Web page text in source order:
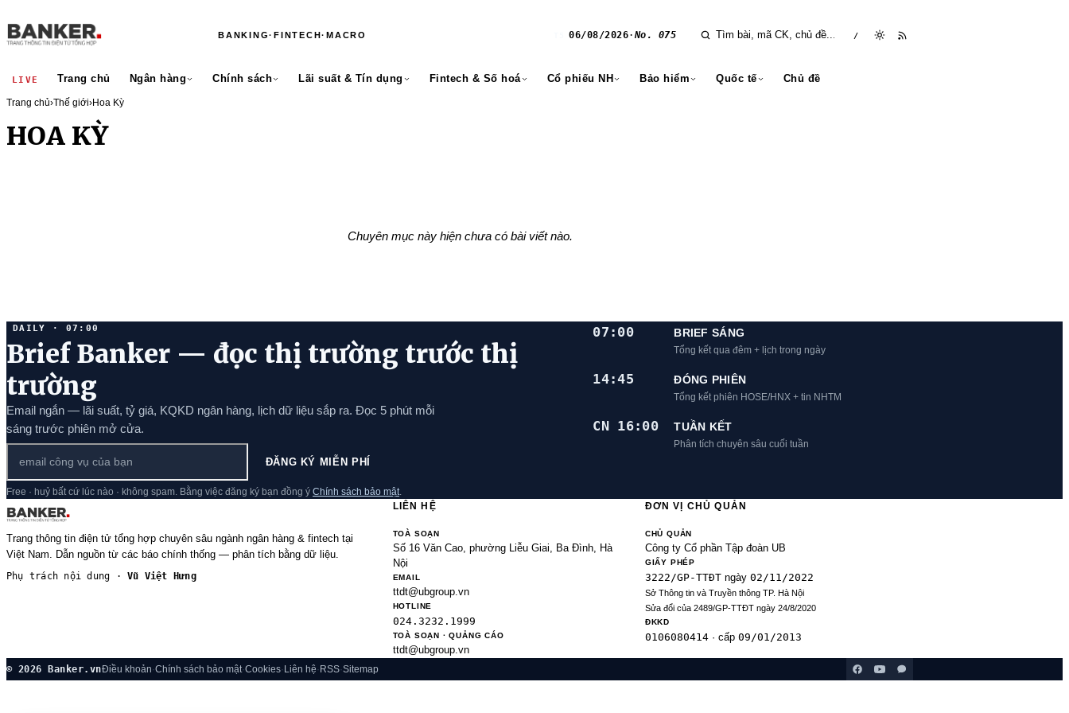
BANKING·FINTECH·MACRO 06/08/2026· No. 075 /
LIVE Trang chủ Ngân hàng Chính sách Lãi suất & Tín dụng Fintech & Số hoá Cổ phiếu NH Bảo hiểm Quốc tế Chủ đề
Trang chủ›Thế giới›Hoa Kỳ
HOA KỲ
Chuyên mục này hiện chưa có bài viết nào.
DAILY · 07:00
Brief Banker — đọc thị trường trước thị
trường
Email ngắn — lãi suất, tỷ giá, KQKD ngân hàng, lịch dữ liệu sắp ra. Đọc 5 phút mỗi
sáng trước phiên mở cửa.
ĐĂNG KÝ MIỄN PHÍ
Free · huỷ bất cứ lúc nào · không spam. Bằng việc đăng ký bạn đồng ý Chính sách bảo mật
07:00 BRIEF SÁNG
Tổng kết qua đêm + lịch trong ngày
14:45 ĐÓNG PHIÊN
Tổng kết phiên HOSE/HNX + tin NHTM
CN 16:00 TUẦN KẾT
Phân tích chuyên sâu cuối tuần
Trang thông tin điện tử tổng hợp chuyên sâu ngành ngân hàng & fintech tại
Việt Nam. Dẫn nguồn từ các báo chính thống — phân tích bằng dữ liệu.
Phụ trách nội dung ·Vũ Việt Hưng
LIÊN HỆ
TOÀ SOẠN
Số 16 Văn Cao, phường Liễu Giai, Ba Đình, Hà
Nội
EMAIL
ttdt@ubgroup.vn
HOTLINE
024.3232.1999
TOÀ SOẠN · QUẢNG CÁO
ttdt@ubgroup.vn
ĐƠN VỊ CHỦ QUẢN
CHỦ QUẢN
Công ty Cổ phần Tập đoàn UB
GIẤY PHÉP
3222/GP-TTĐTngày 02/11/2022
Sở Thông tin và Truyền thông TP. Hà Nội
Sửa đổi của 2489/GP-TTĐT ngày 24/8/2020
ĐKKD
0106080414· cấp 09/01/2013
© 2026 Banker.vnĐiều khoản·Chính sách bảo mật·Cookies· Liên hệ· RSS·Sitemap